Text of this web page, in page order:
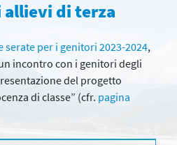
di terza
serate per i genitori 2023-2024,
incontro con i genitori degli
del progetto
di classe” (cfr. pagina